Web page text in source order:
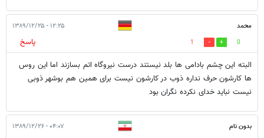
محمد ۱۲:۲۵ - ۱۳۸۹/۱۲/۲۵
0
1
پاسخ
البته این چشم بادامی ها بلد نیستند درست نیروگاه اتم بسازند اما این روس
ها کارشون حرف نداره ذوب در کارشون نیست برای همین هم بوشهر ذوبی
نیست نباید خدای نکرده نگران بود
بدون نام ۰۴:۰۷ - ۱۳۸۹/۱۲/۲۶